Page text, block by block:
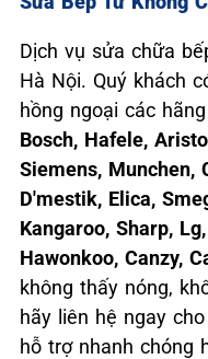
Dịch vụ sửa chữa
Hà Nội. Quý khách
hồng ngoại các
Bosch, Hafele,
Siemens, Munchen,
D'mestik, Elica,
Kangaroo, Sharp,
Hawonkoo, Canzy,
không thấy nóng,
hãy liên hệ ngay
hỗ trợ nhanh chóng